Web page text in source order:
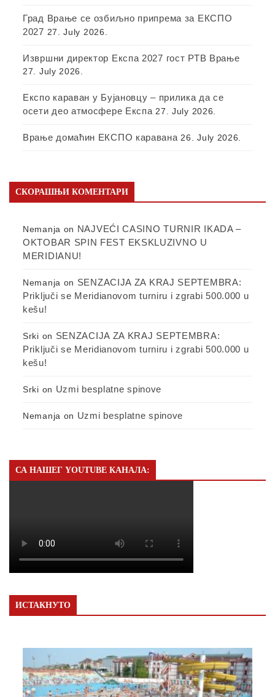
Град Врање се озбиљно припрема за ЕКСПО
2027 27. July 2026.
Извршни директор Експа 2027 гост РТВ Врање
27. July 2026.
Експо караван у Бујановцу – прилика да се
осети део атмосфере Експа 27. July 2026.
Врање домаћин ЕКСПО каравана 26. July 2026.
СКОРАШЊИ КОМЕНТАРИ
Nemanja on NAJVEĆI CASINO TURNIR IKADA –
OKTOBAR SPIN FEST EKSKLUZIVNO U
MERIDIANU!
Nemanja on SENZACIJA ZA KRAJ SEPTEMBRA:
Priključi se Meridianovom turniru i zgrabi 500.000 u
kešu!
Srki on SENZACIJA ZA KRAJ SEPTEMBRA:
Priključi se Meridianovom turniru i zgrabi 500.000 u
kešu!
Srki on Uzmi besplatne spinove
Nemanja on Uzmi besplatne spinove
СА НАШЕГ YOUTUBE КАНАЛА:
ИСТАКНУТО